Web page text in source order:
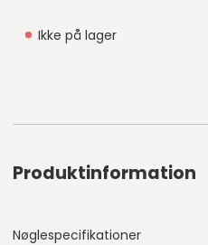
Ikke på lager
Produktinformation
Nøglespecifikationer